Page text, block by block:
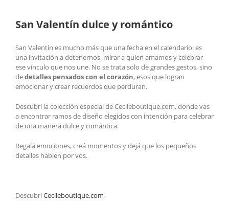
San Valentín dulce y romántico
San Valentín es mucho más que una fecha en el calendario: es
una invitación a detenernos, mirar a quien amamos y celebrar
ese vínculo que nos une. No se trata solo de grandes gestos, sino
dedetalles pensados con el corazón, esos que logran
emocionar y crear recuerdos que perduran.
Descubrí la colección especial de Cecileboutique.com, donde vas
a encontrar ramos de diseño elegidos con intención para celebrar
de una manera dulce y romántica.
Regalá emociones, creá momentos y dejá que los pequeños
detalles hablen por vos.
DescubríCecileboutique.com